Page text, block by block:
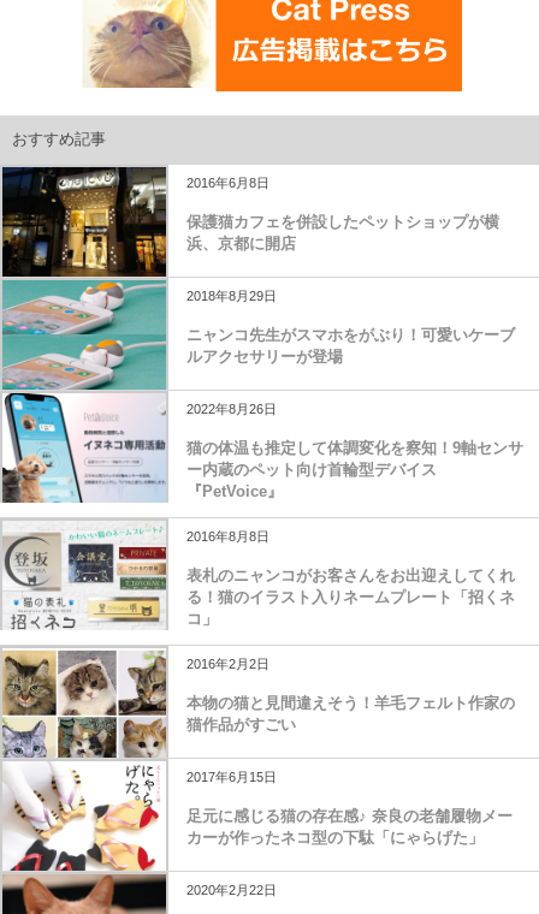
おすすめ記事
2016年6月8日
保護猫カフェを併設したペットショップが横
浜、京都に開店
2018年8月29日
ニャンコ先生がスマホをがぶり！可愛いケーブ
ルアクセサリーが登場
2022年8月26日
猫の体温も推定して体調変化を察知！9軸センサ
ー内蔵のペット向け首輪型デバイス
『PetVoice』
2016年8月8日
表札のニャンコがお客さんをお出迎えしてくれ
る！猫のイラスト入りネームプレート「招くネ
コ」
2016年2月2日
本物の猫と見間違えそう！羊毛フェルト作家の
猫作品がすごい
2017年6月15日
足元に感じる猫の存在感♪ 奈良の老舗履物メー
カーが作ったネコ型の下駄「にゃらげた」
2020年2月22日